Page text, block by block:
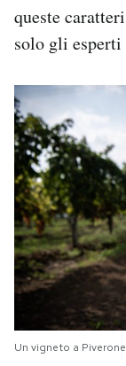
queste
solo gli
Un vigneto a